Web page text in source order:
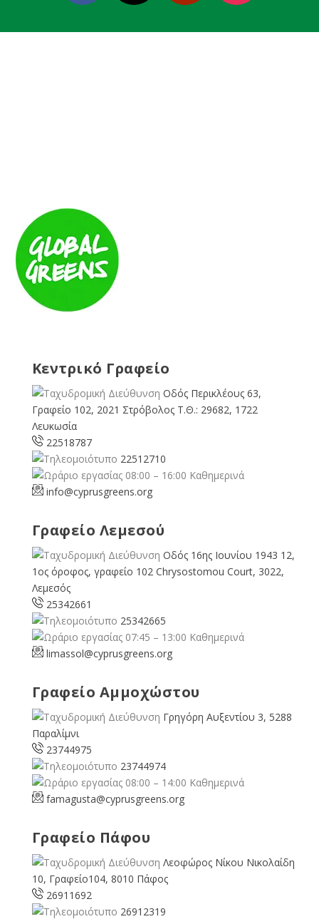
Κεντρικό Γραφείο
Οδός Περικλέους 63,
Γραφείο 102, 2021 Στρόβολος Τ.Θ.: 29682, 1722
Λευκωσία
22518787
22512710
08:00 – 16:00 Καθημερινά
info@cyprusgreens.org
Γραφείο Λεμεσού
Οδός 16ης Ιουνίου 1943 12,
1ος όροφος, γραφείο 102 Chrysostomou Court, 3022,
Λεμεσός
25342661
25342665
07:45 – 13:00 Καθημερινά
limassol@cyprusgreens.org
Γραφείο Αμμοχώστου
Γρηγόρη Αυξεντίου 3, 5288
Παραλίμνι
23744975
23744974
08:00 – 14:00 Καθημερινά
famagusta@cyprusgreens.org
Γραφείο Πάφου
Λεοφώρος Νίκου Νικολαίδη
10, Γραφείο104, 8010 Πάφος
26911692
26912319